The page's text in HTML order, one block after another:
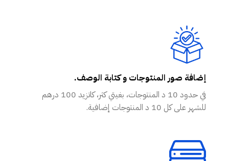
إضافة صور المنتوجات و كتابة الوصف.
في حدود 10 د المنتوجات، بغيتي كثر، كاتزيد 100 درهم
للشهر على كل 10 د المنتوجات إضافية.